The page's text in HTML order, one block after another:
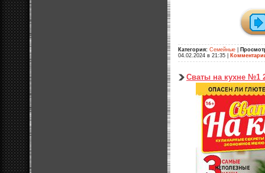
Категория: Семейные
04.02.2024 в 21:35
Сваты на кухне №1